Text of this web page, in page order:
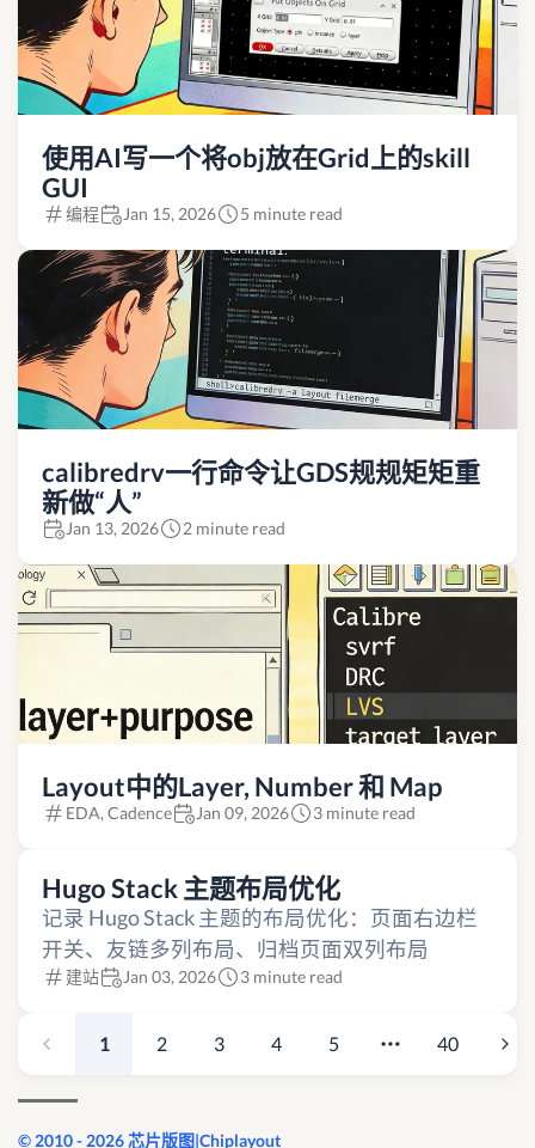
使用AI写一个将obj放在Grid上的skill
GUI
编程 Jan 15, 2026 5 minute read
calibredrv一行命令让GDS规规矩矩重
新做“人”
Jan 13, 2026 2 minute read
Layout中的Layer, Number 和 Map
EDA, Cadence Jan 09, 2026 3 minute read
Hugo Stack 主题布局优化
记录 Hugo Stack 主题的布局优化：页面右边栏
开关、友链多列布局、归档页面双列布局
建站 Jan 03, 2026 3 minute read
1 2 3 4 5 40
© 2010 - 2026 芯片版图|Chiplayout